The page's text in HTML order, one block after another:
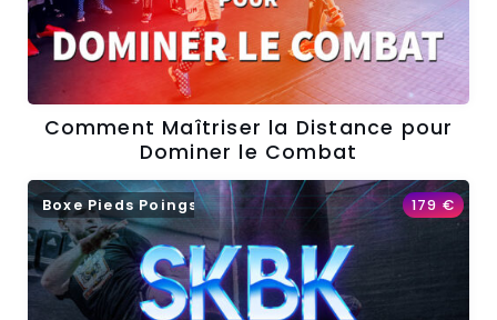
Comment Maîtriser la Distance pour
Dominer le Combat
Boxe Pieds Poings 179€